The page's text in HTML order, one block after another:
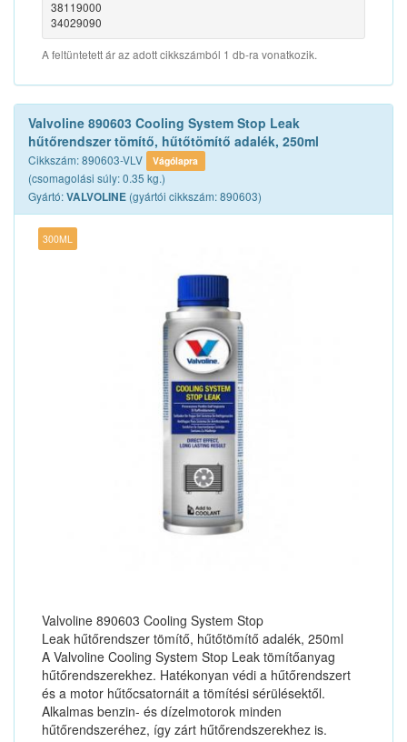
38119000
34029090
A feltüntetett ár az adott cikkszámból 1 db-ra vonatkozik.
Valvoline 890603 Cooling System Stop Leak
hűtőrendszer tömítő, hűtőtömítő adalék, 250ml
Cikkszám: 890603-VLV Vágólapra
(csomagolási súly: 0.35 kg.)
Gyártó:VALVOLINE (gyártói cikkszám: 890603)
300ML
Valvoline 890603 Cooling System Stop
Leak hűtőrendszer tömítő, hűtőtömítő adalék, 250ml
A Valvoline Cooling System Stop Leak tömítőanyag
hűtőrendszerekhez. Hatékonyan védi a hűtőrendszert
és a motor hűtőcsatornáit a tömítési sérülésektől.
Alkalmas benzin- és dízelmotorok minden
hűtőrendszeréhez, így zárt hűtőrendszerekhez is.